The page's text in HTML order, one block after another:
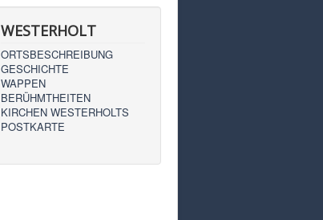
WESTERHOLT
ORTSBESCHREIBUNG
GESCHICHTE
WAPPEN
BERÜHMTHEITEN
KIRCHEN WESTERHOLTS
POSTKARTE